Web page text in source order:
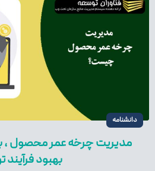
دانشنامه
مدیریت چرخه عمر محصول ،
بهبود فرآیند